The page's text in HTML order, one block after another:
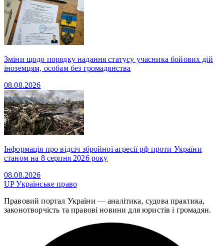
Зміни щодо порядку надання статусу учасника бойових дій
іноземцям, особам без громадянства
08.08.2026
Інформація про відсіч збройної агресії рф проти України
станом на 8 серпня 2026 року
08.08.2026
UPУкраїнське право
Правовий портал України — аналітика, судова практика,
законотворчість та правові новини для юристів і громадян.